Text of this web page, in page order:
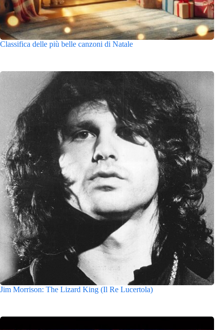
Classifica delle più belle canzoni di Natale
Jim Morrison: The Lizard King (Il Re Lucertola)